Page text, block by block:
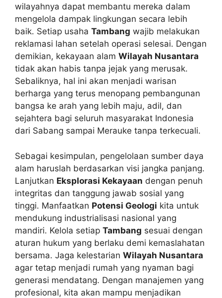
wilayahnya dapat membantu mereka dalam
mengelola dampak lingkungan secara lebih
baik. Setiap usaha Tambang wajib melakukan
reklamasi lahan setelah operasi selesai. Dengan
demikian, kekayaan alam Wilayah Nusantara
tidak akan habis tanpa jejak yang merusak.
Sebaliknya, hal ini akan menjadi warisan
berharga yang terus menopang pembangunan
bangsa ke arah yang lebih maju, adil, dan
sejahtera bagi seluruh masyarakat Indonesia
dari Sabang sampai Merauke tanpa terkecuali.
Sebagai kesimpulan, pengelolaan sumber daya
alam haruslah berdasarkan visi jangka panjang.
Lanjutkan Eksplorasi Kekayaan dengan penuh
integritas dan tanggung jawab sosial yang
tinggi. Manfaatkan Potensi Geologi kita untuk
mendukung industrialisasi nasional yang
mandiri. Kelola setiap Tambang sesuai dengan
aturan hukum yang berlaku demi kemaslahatan
bersama. Jaga kelestarian Wilayah Nusantara
agar tetap menjadi rumah yang nyaman bagi
generasi mendatang. Dengan manajemen yang
profesional, kita akan mampu menjadikan